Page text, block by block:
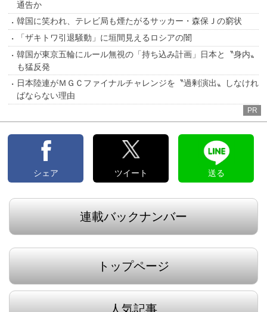
通告か
韓国に笑われ、テレビ局も煙たがるサッカー・森保Ｊの窮状
「ザキトワ引退騒動」に垣間見えるロシアの闇
韓国が東京五輪にルール無視の「持ち込み計画」日本と〝身内〟
も猛反発
日本陸連がＭＧＣファイナルチャレンジを〝過剰演出〟しなけれ
ばならない理由
PR
シェア ツイート 送る
連載バックナンバー
トップページ
人気記事